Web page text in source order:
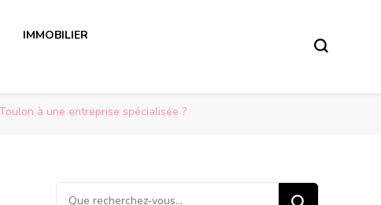
IMMOBILIER
à une entreprise spécialisée ?
Vous